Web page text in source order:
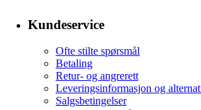
Kundeservice
Ofte stilte spørsmål
Betaling
Retur- og angrerett
Leveringsinformasjon og
Salgsbetingelser